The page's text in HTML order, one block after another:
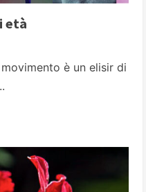
età
è un elisir di